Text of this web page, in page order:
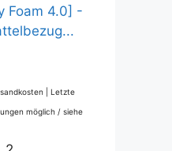
Foam 4.0] -
| Letzte
möglich / siehe